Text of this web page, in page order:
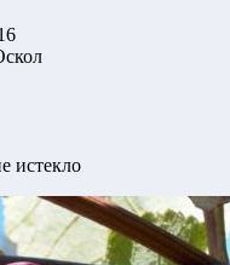
истекло